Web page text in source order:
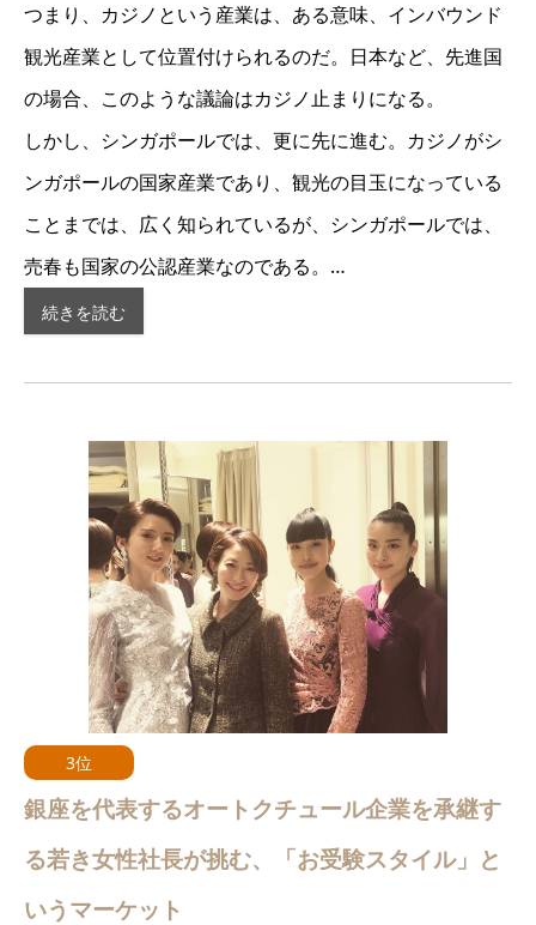
つまり、カジノという産業は、ある意味、インバウンド
観光産業として位置付けられるのだ。日本など、先進国
の場合、このような議論はカジノ止まりになる。
しかし、シンガポールでは、更に先に進む。カジノがシ
ンガポールの国家産業であり、観光の目玉になっている
ことまでは、広く知られているが、シンガポールでは、
売春も国家の公認産業なのである。…
続きを読む
3位
銀座を代表するオートクチュール企業を承継す
る若き女性社長が挑む、「お受験スタイル」と
いうマーケット